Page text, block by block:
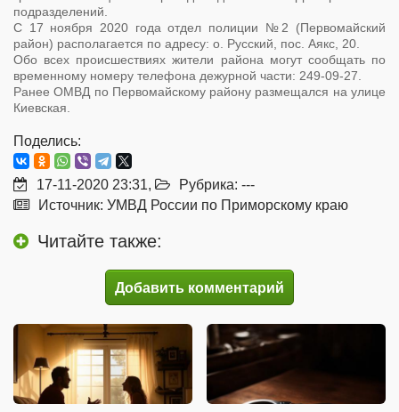
подразделений.
С 17 ноября 2020 года отдел полиции №2 (Первомайский
район) располагается по адресу: о. Русский, пос. Аякс, 20.
Обо всех происшествиях жители района могут сообщать по
временному номеру телефона дежурной части: 249-09-27.
Ранее ОМВД по Первомайскому району размещался на улице
Киевская.
Поделись:
17-11-2020 23:31,
Рубрика: ---
Источник: УМВД России по Приморскому краю
Читайте также:
Добавить комментарий